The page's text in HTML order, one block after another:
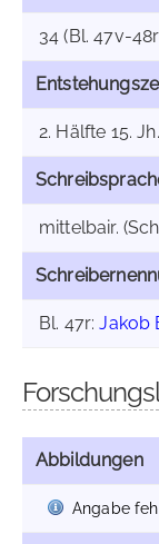
34 (Bl. 47v-
2. Hälfte 15.
mittelbair.
Bl. 47r:Jakob
Abbildungen
Angabe